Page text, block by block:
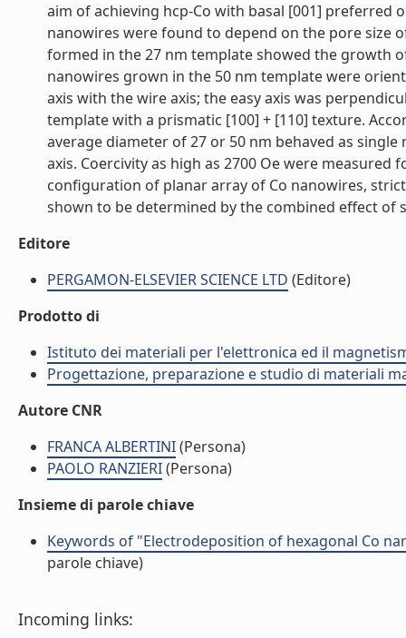
aim of achieving hcp-Co with basal [001]
nanowires were found to depend on the pore size
formed in the 27 nm template showed the growth
nanowires grown in the 50 nm template were
axis with the wire axis; the easy axis was
template with a prismatic [100] + [110] texture.
average diameter of 27 or 50 nm behaved as
axis. Coercivity as high as 2700 Oe were
configuration of planar array of Co nanowires,
shown to be determined by the combined effect of
Editore
PERGAMON-ELSEVIER SCIENCE LTD (Editore)
Prodotto di
Istituto dei materiali per l'elettronica ed il
Progettazione, preparazione e studio di materiali
Autore CNR
FRANCA ALBERTINI(Persona)
PAOLO RANZIERI(Persona)
Insieme di parole chiave
Keywords of "Electrodeposition of hexagonal Co
parole chiave)
Incoming links: